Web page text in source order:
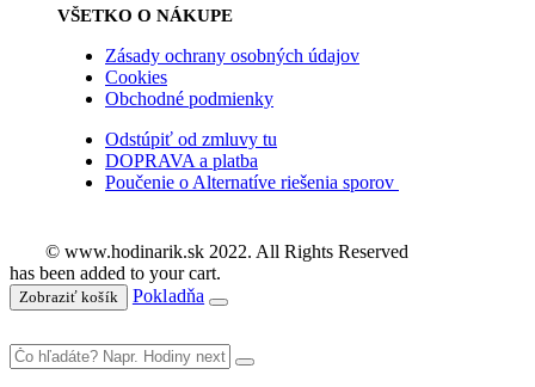
VŠETKO O NÁKUPE
Zásady ochrany osobných údajov
Cookies
Obchodné podmienky
Odstúpiť od zmluvy tu
DOPRAVA a platba
Poučenie o Alternatíve riešenia sporov
© www.hodinarik.sk 2022. All Rights Reserved
has been added to your cart.
Zobraziť košík Pokladňa